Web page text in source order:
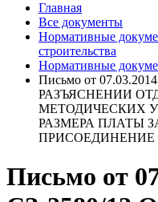
Главная
Все документы
Нормативные
строительства
Нормативные
Письмо от
РАЗЪЯСНЕНИИ
МЕТОДИЧЕСКИХ
РАЗМЕРА ПЛАТЫ
ПРИСОЕДИНЕНИЕ
Письмо от